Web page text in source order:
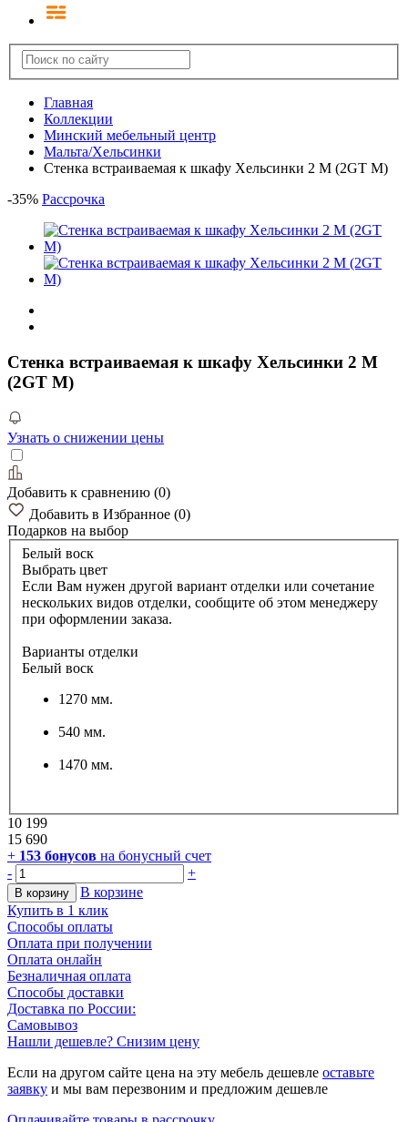
Главная
Коллекции
Минский мебельный центр
Мальта/Хельсинки
Стенка встраиваемая к шкафу Хельсинки 2 M (2GT M)
-35% Рассрочка
Стенка встраиваемая к шкафу Хельсинки 2 M
(2GT M)
Узнать о снижении цены
Добавить к сравнению (0)
Добавить в Избранное (0)
Подарков на выбор
Белый воск
Выбрать цвет
Если Вам нужен другой вариант отделки или сочетание
нескольких видов отделки, сообщите об этом менеджеру
при оформлении заказа.
Варианты отделки
Белый воск
1270 мм.
540 мм.
1470 мм.
10 199
15 690
+ 153 бонусов на бонусный счет
-
+
В корзину
В корзине
Купить в 1 клик
Способы оплаты
Оплата при получении
Оплата онлайн
Безналичная оплата
Способы доставки
Доставка по России:
Самовывоз
Нашли дешевле? Снизим цену
Если на другом сайте цена на эту мебель дешевле оставьте
заявку и мы вам перезвоним и предложим дешевле